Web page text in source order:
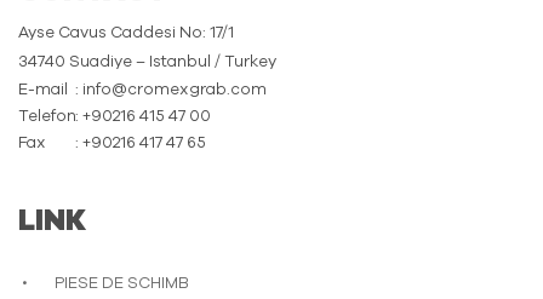
Ayse Cavus Caddesi No: 17/1
34740 Suadiye – Istanbul / Turkey
E-mail
: info@cromexgrab.com
Telefon: +90216 415 47 00
Fax
: +90216 417 47 65
LINK
PIESE DE SCHIMB